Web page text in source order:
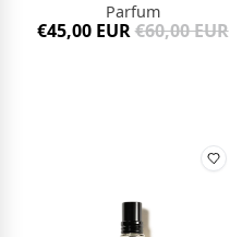
Parfum
€45,00 EUR€60,00 EUR